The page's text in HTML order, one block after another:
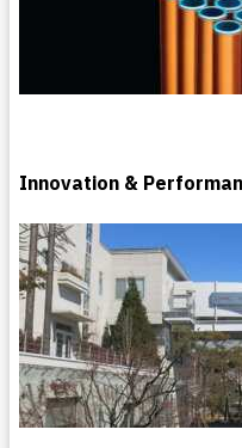
Innovation &